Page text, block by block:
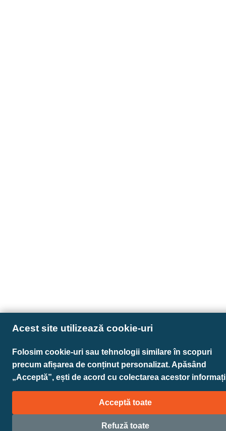
Acest site utilizează cookie-uri
Folosim cookie-uri sau tehnologii similare în scopuri
precum afișarea de conținut personalizat. Apăsând
„Acceptă”, ești de acord cu colectarea acestor
Acceptă toate
Refuză toate